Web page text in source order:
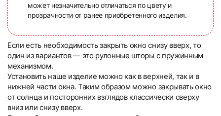
может незначительно отличаться по цвету и
прозрачности от ранее приобретенного изделия.
Если есть необходимость закрыть окно снизу вверх, то
один из вариантов — это рулонные шторы с пружинным
механизмом.
Установить наше изделие можно как в верхней, так и в
нижней части окна. Таким образом можно закрывать окно
от солнца и посторонних взглядов классически сверху
вниз или снизу вверх.